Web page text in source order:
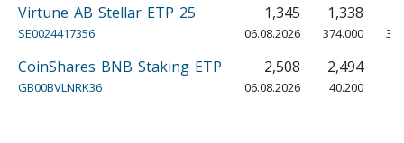
Virtune AB Stellar ETP 25
SE0024417356
1,345
06.08.2026
1,338
374.000
CoinShares BNB Staking ETP
GB00BVLNRK36
2,508
06.08.2026
2,494
40.200